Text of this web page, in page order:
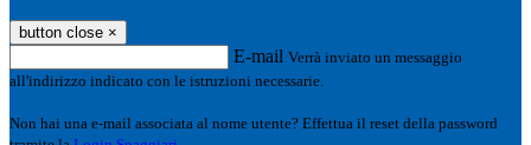
button close ×
E-mail Verrà inviato un messaggio
all'indirizzo indicato con le istruzioni necessarie.
Non hai una e-mail associata al nome utente? Effettua il reset della password